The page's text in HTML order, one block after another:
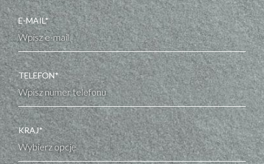
E-MAIL*
TELEFON*
KRAJ*